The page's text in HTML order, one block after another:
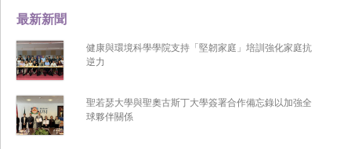
最新新聞
健康與環境科學學院支持「堅韌家庭」培訓強化家庭抗
逆力
聖若瑟大學與聖奧古斯丁大學簽署合作備忘錄以加強全
球夥伴關係